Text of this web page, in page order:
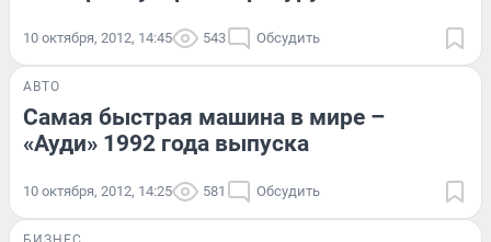
10 октября, 2012, 14:45 543 Обсудить
АВТО
Самая быстрая машина в мире –
«Ауди» 1992 года выпуска
10 октября, 2012, 14:25 581 Обсудить